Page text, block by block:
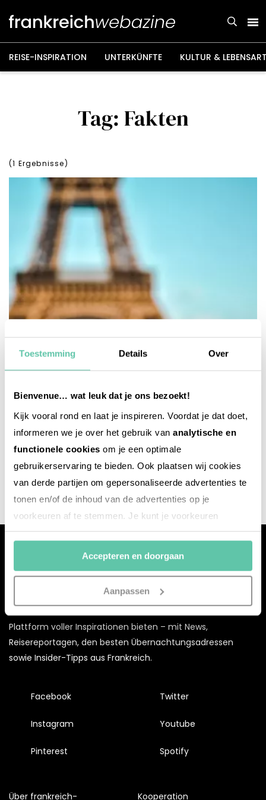
Toestemming Details Over
Bienvenue… wat leuk dat je ons bezoekt!
Kijk vooral rond en laat je inspireren. Voordat je dat doet,
informeren we je over het gebruik van analytische en
functionele cookies om je een optimale
gebruikerservaring te bieden. Ook plaatsen wij cookies
van derde partijen om gepersonaliseerde advertenties te
tonen en/of de inhoud van de advertenties op je
voorkeuren af te stemmen. Je kunt je voorkeuren
beheren via ‘Zelf instellen’. Klik je op ‘Accepteren en
Accepteren en doorgaan
Aanpassen
Inhalt
REISE-INSPIRATION UNTERKÜNFTE KULTUR &
Tag: Fakten
(1 Ergebnisse)
reise-inspiration
20 unglaubliche Eiffelturm-Fakten
8. MÄRZ 2025
Plattform voller Inspirationen bieten – mit News,
Reisereportagen, den besten Übernachtungsadressen
sowie Insider-Tipps aus Frankreich.
Facebook
Instagram
Pinterest
Twitter
Youtube
Spotify
Über frankreich- Kooperation